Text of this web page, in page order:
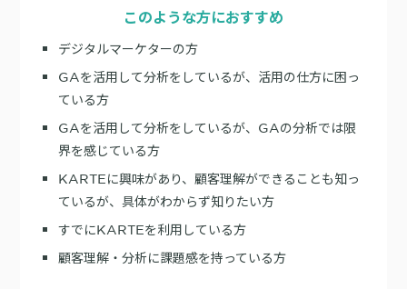
広告の投資対効果を可視化し、1st partyデータによる広告配信最適
KARTE Datahub
社内外のデータを統合・活用できる、 アクショナブルなデータ基盤
KARTE Offers
良質な顧客体験とメディア収益を両立するコマースメディア構築・
収益化
活用インタビュー
セコーポレーションがKARTEで挑む、お客様の期待に合わせた体験設計
BIプロダクトCodatumでの実践方法もご紹介
KARTEデータ活用のためのAI分析入門
本セミナーでは、KARTEに蓄積されたデータを起点に、AIを活用した分
析の始め方を実践的に解説します。 マーケター自身で分析からアクショ
KARTEプロダクト概要 資料
サポート・カスタマーサクセス
Developer Portal
よくある質問
運用支援
このような方におすすめ
デジタルマーケターの方
GAを活用して分析をしているが、活用の仕方に困っ
ている方
GAを活用して分析をしているが、GAの分析では限
界を感じている方
KARTEに興味があり、顧客理解ができることも知っ
ているが、具体がわからず知りたい方
すでにKARTEを利用している方
顧客理解・分析に課題感を持っている方